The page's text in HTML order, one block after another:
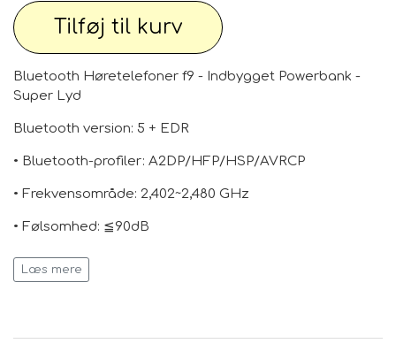
Tilføj til kurv
Bluetooth Høretelefoner f9 - Indbygget Powerbank -
Super Lyd
Bluetooth version: 5 + EDR
• Bluetooth-profiler: A2DP/HFP/HSP/AVRCP
• Frekvensområde: 2,402~2,480 GHz
• Følsomhed: ≦90dB
• Rækkevidde: 10-20 meter
Læs mere